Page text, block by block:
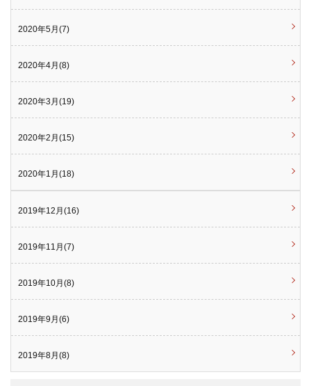
2020年5月(7)
2020年4月(8)
2020年3月(19)
2020年2月(15)
2020年1月(18)
2019年12月(16)
2019年11月(7)
2019年10月(8)
2019年9月(6)
2019年8月(8)